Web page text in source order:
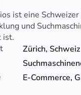
ist eine
und
ist.
Zürich, Schweiz
E-Commerce,